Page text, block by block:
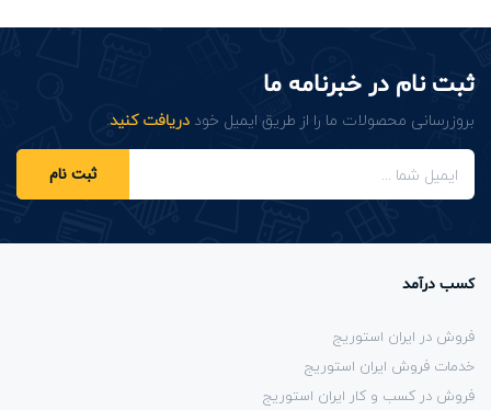
ثبت نام در خبرنامه ما
بروزرسانی محصولات ما را از طریق ایمیل خود دریافت کنید.
ثبت نام
کسب درآمد
فروش در ایران استوریج
خدمات فروش ایران استوریج
فروش در کسب و کار ایران استوریج